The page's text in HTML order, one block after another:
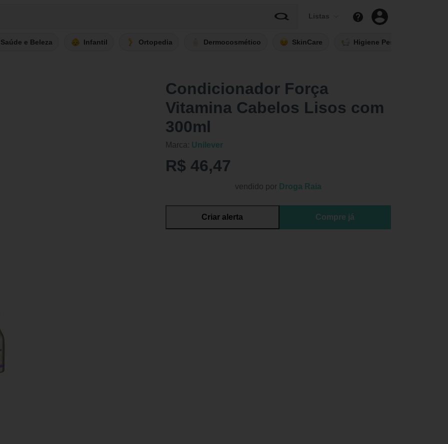
Listas
Saúde e Beleza Infantil Ortopedia Dermocosmético SkinCare Higiene Pessoal
Condicionador Força
Vitamina Cabelos Lisos com
300ml
Marca: Unilever
R$ 46,47
vendido por Droga Raia
Criar alerta Compre já